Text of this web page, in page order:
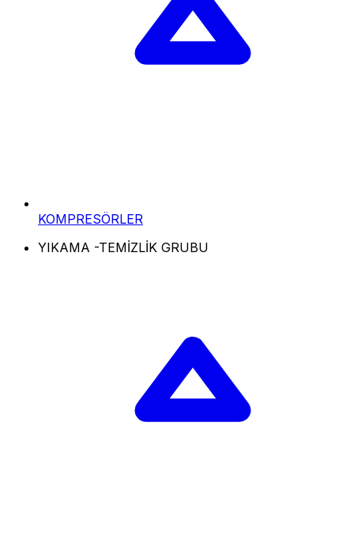
KOMPRESÖRLER
YIKAMA -TEMİZLİK GRUBU